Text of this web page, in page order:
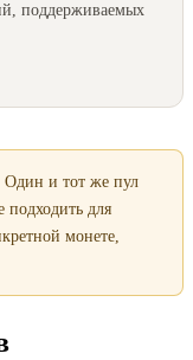
поддерживаемых
Один и тот же пул
для
монете,